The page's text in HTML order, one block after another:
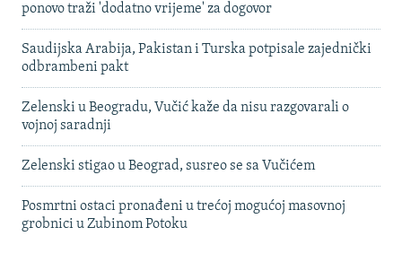
ponovo traži 'dodatno vrijeme' za dogovor
Saudijska Arabija, Pakistan i Turska potpisale zajednički
odbrambeni pakt
Zelenski u Beogradu, Vučić kaže da nisu razgovarali o
vojnoj saradnji
Zelenski stigao u Beograd, susreo se sa Vučićem
Posmrtni ostaci pronađeni u trećoj mogućoj masovnoj
grobnici u Zubinom Potoku